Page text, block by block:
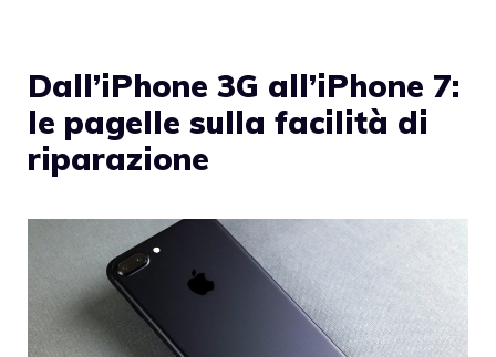
Dall’iPhone 3G all’iPhone 7:
le pagelle sulla facilità di
riparazione